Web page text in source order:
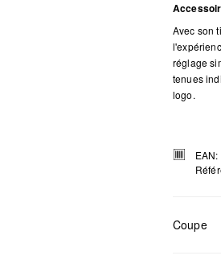
Avec son
réglage
tenues
logo.
Coupe